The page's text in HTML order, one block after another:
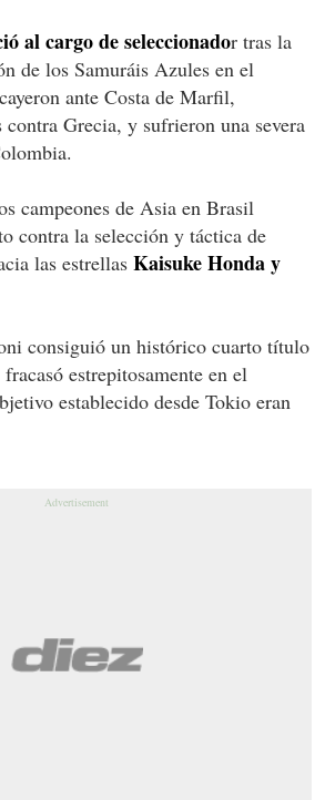
al cargo de seleccionador tras la
de los Samuráis Azules en el
ante Costa de Marfil,
contra Grecia, y sufrieron una severa
campeones de Asia en Brasil
contra la selección y táctica de
las estrellas Kaisuke Honda y
consiguió un histórico cuarto título
estrepitosamente en el
establecido desde Tokio eran